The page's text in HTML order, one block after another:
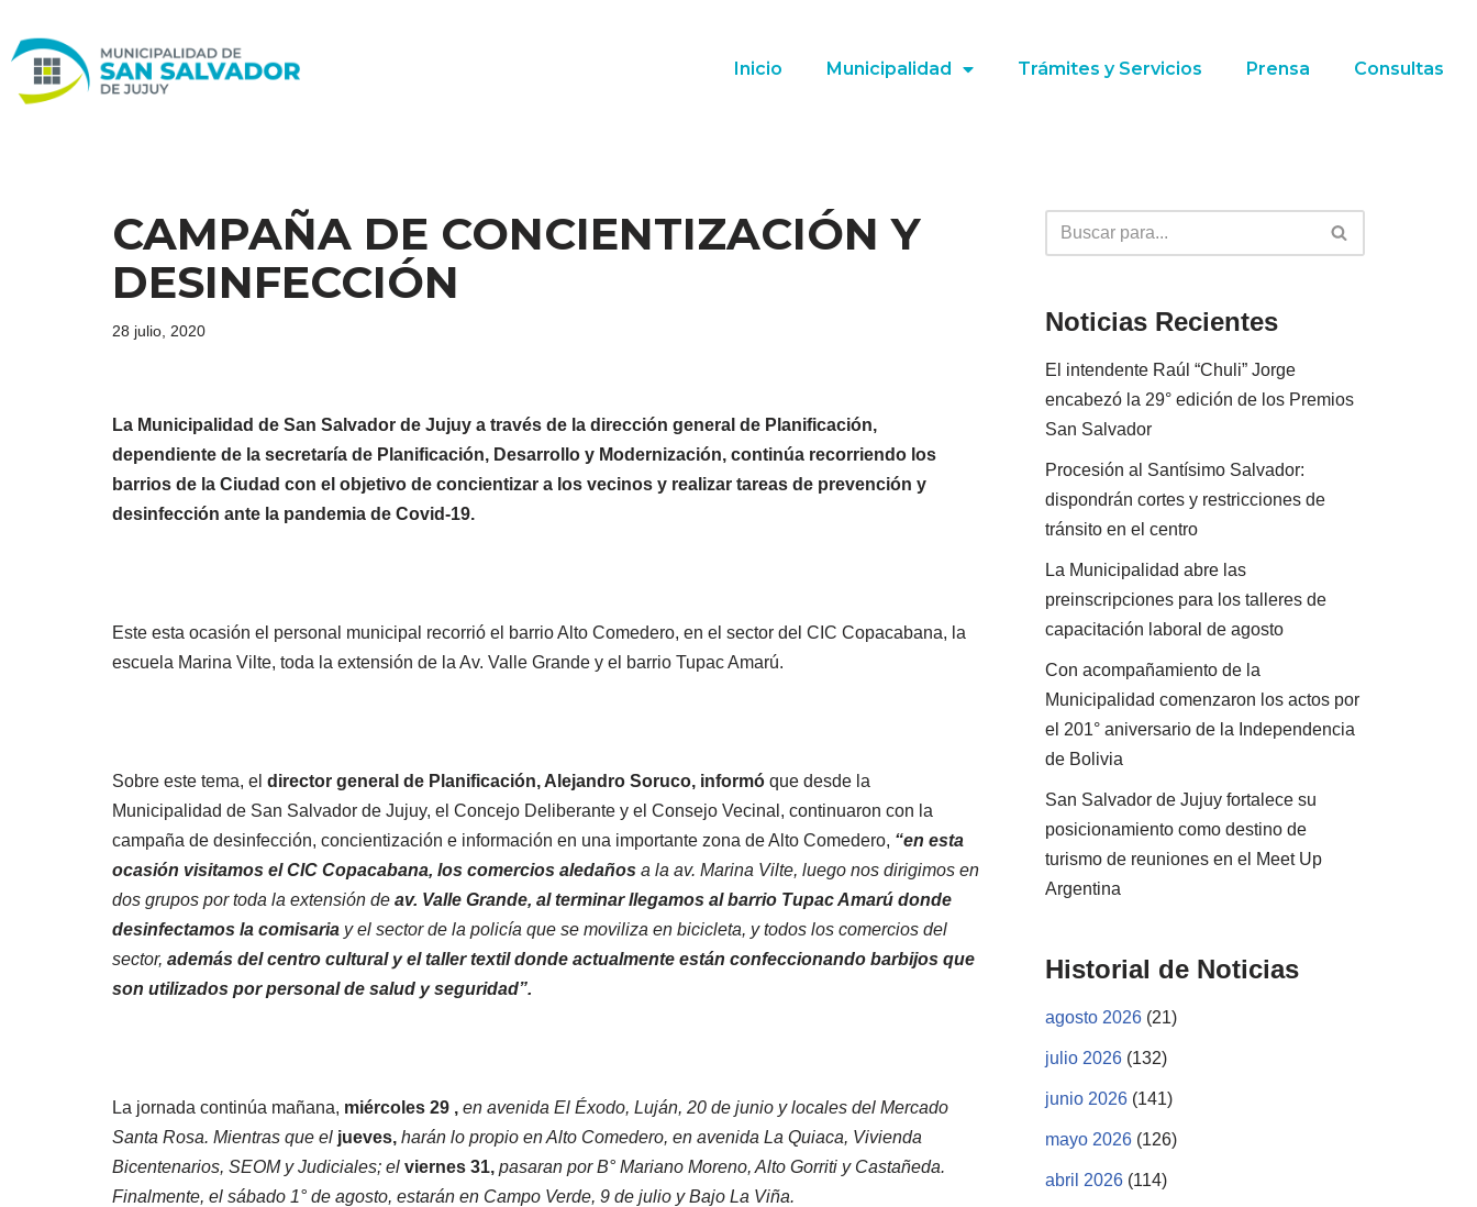
Ir
al
Inicio Municipalidad Trámites y Servicios Prensa Consultas
CAMPAÑA DE CONCIENTIZACIÓN Y
DESINFECCIÓN
28 julio, 2020
La Municipalidad de San Salvador de Jujuy a través de la dirección general de Planificación,
dependiente de la secretaría de Planificación, Desarrollo y Modernización, continúa recorriendo los
barrios de la Ciudad con el objetivo de concientizar a los vecinos y realizar tareas de prevención y
desinfección ante la pandemia de Covid-19.
Este esta ocasión el personal municipal recorrió el barrio Alto Comedero, en el sector del CIC Copacabana, la
escuela Marina Vilte, toda la extensión de la Av. Valle Grande y el barrio Tupac Amarú.
Sobre este tema, el director general de Planificación, Alejandro Soruco, informó que desde la
Municipalidad de San Salvador de Jujuy, el Concejo Deliberante y el Consejo Vecinal, continuaron con la
campaña de desinfección, concientización e información en una importante zona de Alto Comedero, “en esta
ocasión visitamos el CIC Copacabana, los comercios aledaños a la av. Marina Vilte, luego nos dirigimos en
dos grupos por toda la extensión de av. Valle Grande, al terminar llegamos al barrio Tupac Amarú donde
desinfectamos la comisaria y el sector de la policía que se moviliza en bicicleta, y todos los comercios del
sector, además del centro cultural y el taller textil donde actualmente están confeccionando barbijos que
son utilizados por personal de salud y seguridad”.
La jornada continúa mañana, miércoles 29 , en avenida El Éxodo, Luján, 20 de junio y locales del Mercado
Santa Rosa. Mientras que el jueves, harán lo propio en Alto Comedero, en avenida La Quiaca, Vivienda
Bicentenarios, SEOM y Judiciales; el viernes 31, pasaran por B° Mariano Moreno, Alto Gorriti y Castañeda.
Finalmente, el sábado 1° de agosto, estarán en Campo Verde, 9 de julio y Bajo La Viña.
Noticias Recientes
El intendente Raúl “Chuli” Jorge
encabezó la 29° edición de los Premios
San Salvador
Procesión al Santísimo Salvador:
dispondrán cortes y restricciones de
tránsito en el centro
La Municipalidad abre las
preinscripciones para los talleres de
capacitación laboral de agosto
Con acompañamiento de la
Municipalidad comenzaron los actos por
el 201° aniversario de la Independencia
de Bolivia
San Salvador de Jujuy fortalece su
posicionamiento como destino de
turismo de reuniones en el Meet Up
Argentina
Historial de Noticias
agosto 2026 (21)
julio 2026 (132)
junio 2026 (141)
mayo 2026 (126)
abril 2026 (114)